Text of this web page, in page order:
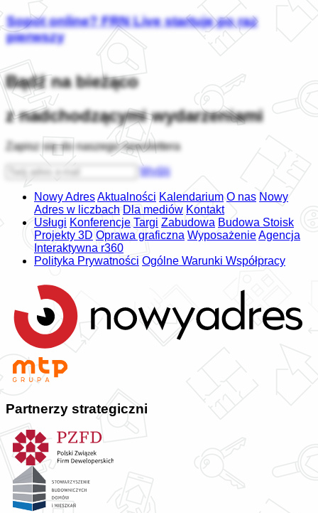
Sopot online? FRN Live startuje po raz
pierwszy
Bądź na bieżąco
z nadchodzącymi wydarzeniami
Zapisz się do naszego newslettera
Wyślij
Nowy AdresAktualności Kalendarium O nas Nowy
Adres w liczbach Dla mediów Kontakt
Usługi Konferencje Targi Zabudowa Budowa Stoisk
Projekty 3D Oprawa graficzna WyposażenieAgencja
Interaktywna r360
Polityka Prywatności Ogólne Warunki Współpracy
Partnerzy strategiczni